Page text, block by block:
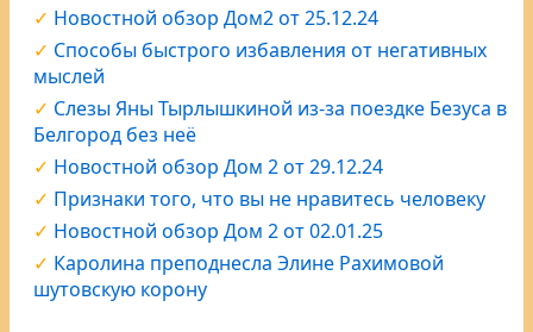
Новостной обзор Дом2 от 25.12.24
Способы быстрого избавления от негативных
мыслей
Слезы Яны Тырлышкиной из-за поездке Безуса в
Белгород без неё
Новостной обзор Дом 2 от 29.12.24
Признаки того, что вы не нравитесь человеку
Новостной обзор Дом 2 от 02.01.25
Каролина преподнесла Элине Рахимовой
шутовскую корону